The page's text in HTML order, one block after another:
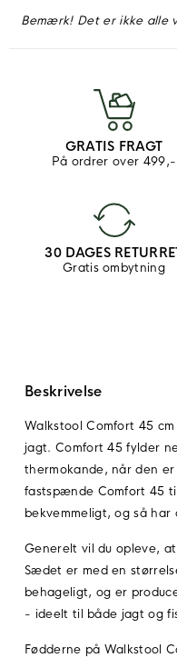
Bemærk! Det er ikke alle
GRATIS FRAGT
På ordrer over 499,-
30 DAGES
Gratis ombytning
Beskrivelse
Walkstool Comfort 45
jagt. Comfort 45 fylder
thermokande, når den
fastspænde Comfort 45
bekvemmeligt, og så
Generelt vil du opleve,
Sædet er med en
behageligt, og er
- ideelt til både jagt og
Fødderne på Walkstool